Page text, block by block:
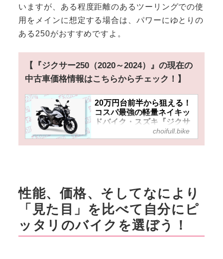
いますが、ある程度距離のあるツーリングでの使
用をメインに想定する場合は、パワーにゆとりの
ある250がおすすめですよ。
【『ジクサー250（2020～2024）』の現在の
中古車価格情報はこちらからチェック！】
20万円台前半から狙える！
コスパ最強の軽量ネイキッ
ドバイク・スズキ『ジクサ
ー250』はバイクデビュー
におすすめ！
choifull.bike
性能、価格、そしてなにより
「見た目」を比べて自分にピ
ッタリのバイクを選ぼう！